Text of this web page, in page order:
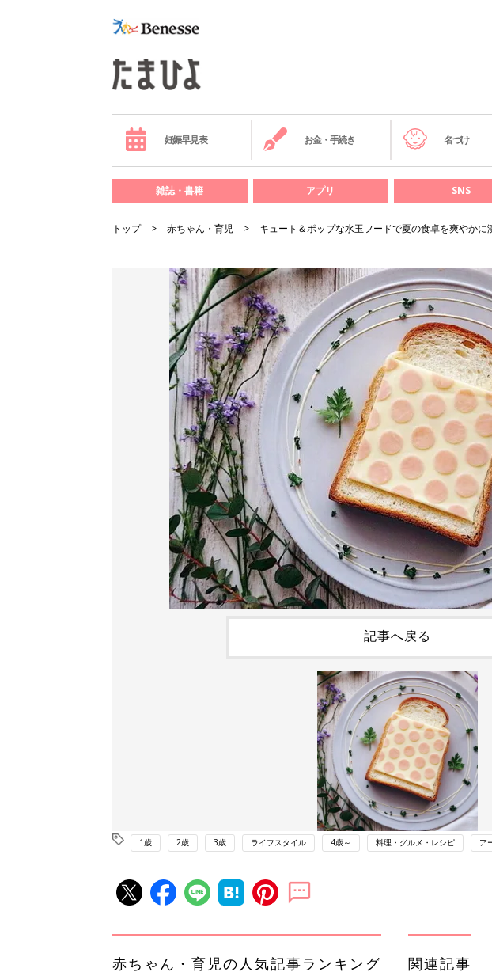
妊娠早見表 お金・手続き 名づけ
雑誌・書籍 アプリ SNS
トップ 赤ちゃん・育児 キュート＆ポップな水玉フードで夏の食卓を爽やかに
記事へ戻る
1歳 2歳 3歳 ライフスタイル 4歳～ 料理・グルメ・レシピ ア
赤ちゃん・育児の人気記事ランキング 関連記事